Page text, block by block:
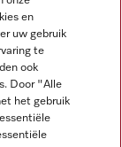
en
uw gebruik
te
ook
Door "Alle
het gebruik